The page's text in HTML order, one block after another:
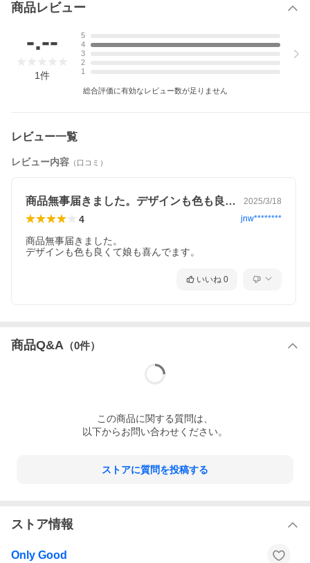
商品レビュー
-.--
1件
5
4
3
2
1
総合評価に有効なレビュー数が足りません
レビュー一覧
レビュー内容 （口コミ）
商品無事届きました。デザインも色も良く… 2025/3/18
4 jnw********
商品無事届きました。
デザインも色も良くて娘も喜んでます。
いいね 0
商品Q&A （0件）
この商品に関する質問は、
以下からお問い合わせください。
ストアに質問を投稿する
ストア情報
Only Good